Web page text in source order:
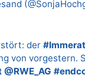
der
von vorgestern.
@RWE_AG